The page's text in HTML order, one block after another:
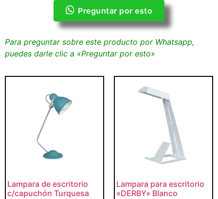
Preguntar por esto
Para preguntar sobre este producto por Whatsapp,
puedes darle clic a «Preguntar por esto»
Lampara de escritorio
c/capuchón Turquesa
Lampara para escritorio
«DERBY» Blanco